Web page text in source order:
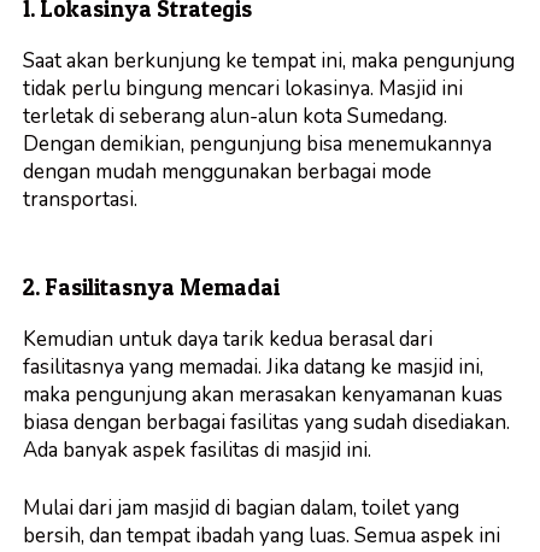
1. Lokasinya Strategis
Saat akan berkunjung ke tempat ini, maka pengunjung
tidak perlu bingung mencari lokasinya. Masjid ini
terletak di seberang alun-alun kota Sumedang.
Dengan demikian, pengunjung bisa menemukannya
dengan mudah menggunakan berbagai mode
transportasi.
2. Fasilitasnya Memadai
Kemudian untuk daya tarik kedua berasal dari
fasilitasnya yang memadai. Jika datang ke masjid ini,
maka pengunjung akan merasakan kenyamanan kuas
biasa dengan berbagai fasilitas yang sudah disediakan.
Ada banyak aspek fasilitas di masjid ini.
Mulai dari jam masjiddi bagian dalam, toilet yang
bersih, dan tempat ibadah yang luas. Semua aspek ini